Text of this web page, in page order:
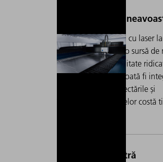
Debitarea și sudarea cu laser
industrială necesită o sursă de
fiabilă, cu disponibilitate
aparate trebuie să poată fi
rapid, deoarece defectările și
întreruperile proceselor costă